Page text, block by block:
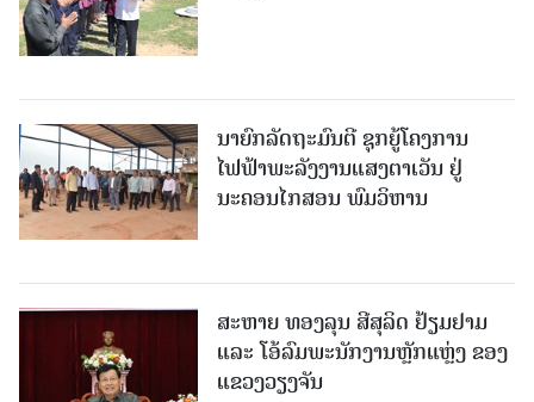
ນາຍົກລັດຖະມົນຕີ ຊຸກຍູ້ໂຄງການ
ໄຟຟ້າພະລັງງານແສງຕາເວັນ ຢູ່
ນະຄອນໄກສອນ ພົມວິຫານ
ສະຫາຍ ທອງລຸນ ສີສຸລິດ ຢ້ຽມຢາມ
ແລະ ໂອ້ລົມພະນັກງານຫຼັກແຫຼ່ງ ຂອງ
ແຂວງວຽງຈັນ